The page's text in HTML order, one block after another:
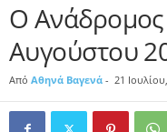
Ο
Αυγούστου
Από Αθηνά Βαγενά - 21